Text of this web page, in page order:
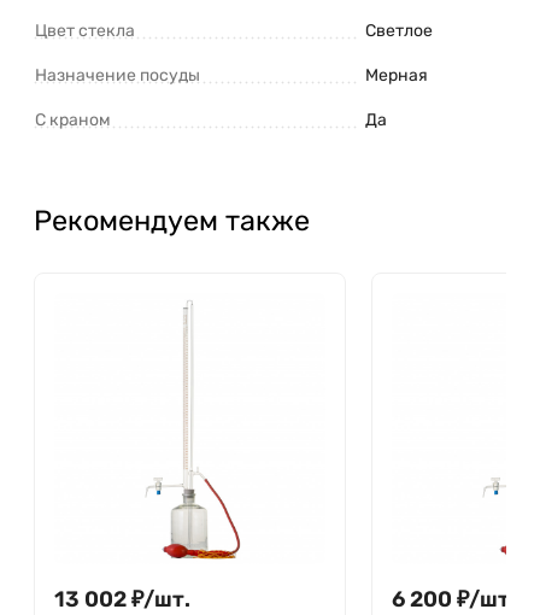
Цвет стекла Светлое
Назначение посуды Мерная
С краном Да
Рекомендуем также
13 002₽/шт. 6 200 ₽/шт.